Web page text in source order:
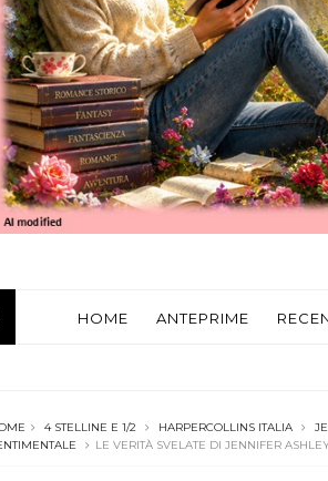
HOME ANTEPRIME
4 STELLINE E 1/2 HARPERCOLLINS ITALIA
LE VERITÀ SVELATE DI JENNIFER